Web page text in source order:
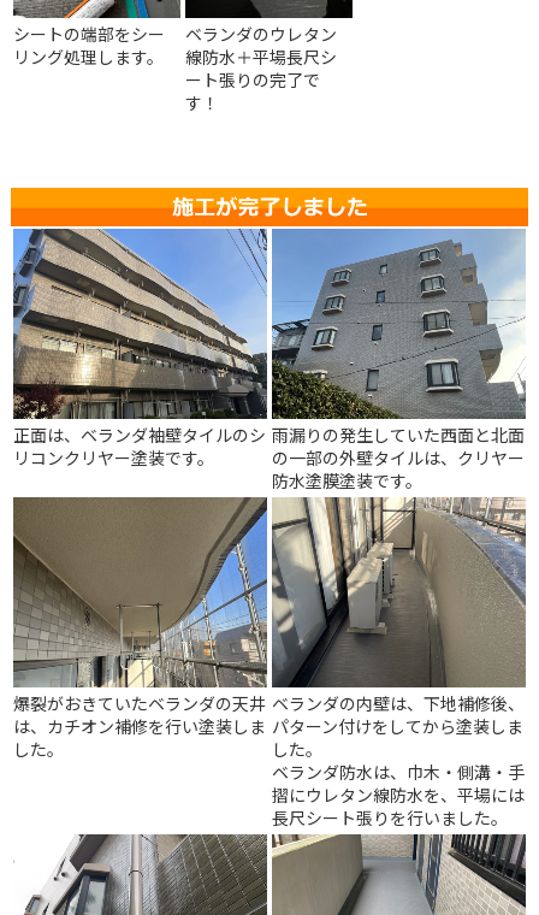
シートの端部をシー
リング処理します。
ベランダのウレタン
線防水＋平場長尺シ
ート張りの完了で
す！
正面は、ベランダ袖壁タイルのシ
リコンクリヤー塗装です。
雨漏りの発生していた西面と北面
の一部の外壁タイルは、クリヤー
防水塗膜塗装です。
爆裂がおきていたベランダの天井
は、カチオン補修を行い塗装しま
した。
ベランダの内壁は、下地補修後、
パターン付けをしてから塗装しま
した。
ベランダ防水は、巾木・側溝・手
摺にウレタン線防水を、平場には
長尺シート張りを行いました。